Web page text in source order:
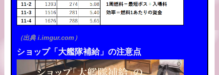
（出典 i.imgur.com）
ショップ「大艦隊補給」の注意点